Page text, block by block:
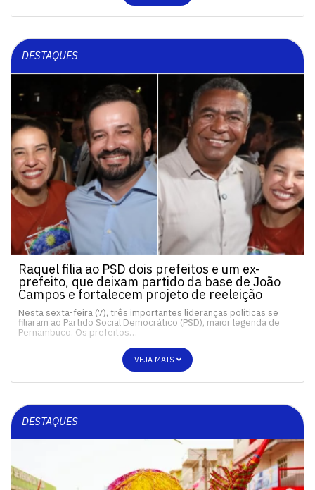
DESTAQUES
Raquel filia ao PSD dois prefeitos e um ex-
prefeito, que deixam partido da base de João
Campos e fortalecem projeto de reeleição
Nesta sexta-feira (7), três importantes lideranças políticas se
filiaram ao Partido Social Democrático (PSD), maior legenda de
Pernambuco. Os prefeitos…
VEJA MAIS
DESTAQUES